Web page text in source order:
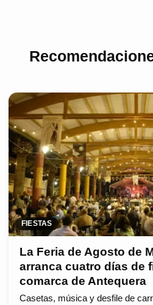
FIESTAS
La Feria de Agosto de
arranca cuatro días de
comarca de Antequera
Casetas, música y desfile de